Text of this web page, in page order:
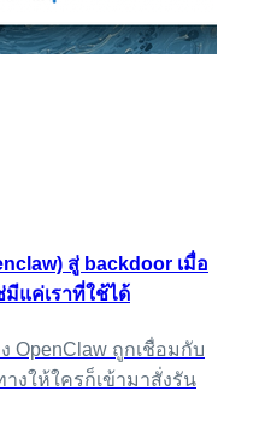
สู่ backdoor เมื่อ
แค่เราที่ใช้ได้
OpenClaw ถูกเชื่อมกับ
างให้ใครก็เข้ามาสั่งรัน